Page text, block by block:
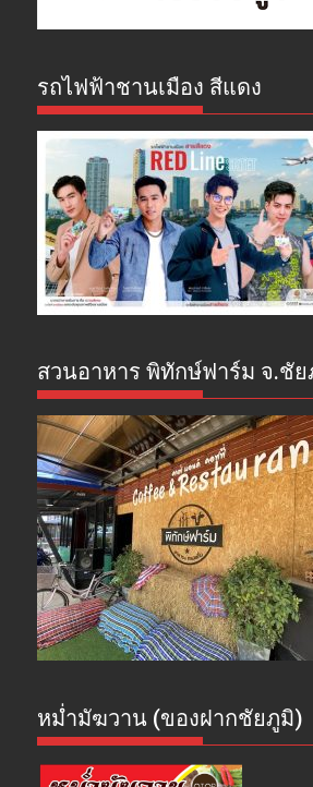
รถไฟฟ้าชานเมือง สีแดง
สวนอาหาร พิทักษ์ฟาร์ม จ.ชั
หม่ำมัฆวาน (ของฝากชัยภูมิ)